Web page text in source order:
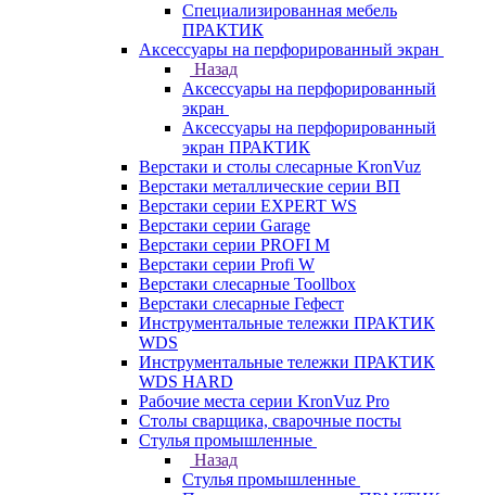
Специализированная мебель
ПРАКТИК
Аксессуары на перфорированный экран
Назад
Аксессуары на перфорированный
экран
Аксессуары на перфорированный
экран ПРАКТИК
Верстаки и столы слесарные KronVuz
Верстаки металлические серии ВП
Верстаки серии EXPERT WS
Верстаки серии Garage
Верстаки серии PROFI M
Верстаки серии Profi W
Верстаки слесарные Toollbox
Верстаки слесарные Гефест
Инструментальные тележки ПРАКТИК
WDS
Инструментальные тележки ПРАКТИК
WDS HARD
Рабочие места серии KronVuz Pro
Столы сварщика, сварочные посты
Стулья промышленные
Назад
Стулья промышленные